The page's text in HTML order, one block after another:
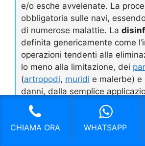
e/o esche avvelenate. La
obbligatoria sulle navi,
di numerose malattie. La
definita genericamente come
operazioni tendenti alla
lo meno alla limitazione, dei
(artropodi, muridi e malerbe) e
danni, dalla semplice
prodotti spray in ambiente
e propri piani di lotta.
CHIAMA ORA
WHATSAPP